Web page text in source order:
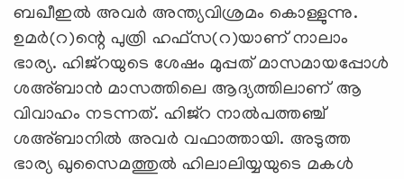
ബഖീഇല്‍ അവര്‍ അന്ത്യവിശ്രമം കൊള്ളുന്നു.
ഉമര്‍(റ)ന്റെ പുത്രി ഹഫ്‌സ(റ)യാണ് നാലാം
ഭാര്യ. ഹിജ്‌റയുടെ ശേഷം മുപ്പത് മാസമായപ്പോള്‍
ശഅ്ബാന്‍ മാസത്തിലെ ആദ്യത്തിലാണ് ആ
വിവാഹം നടന്നത്. ഹിജ്‌റ നാല്‍പത്തഞ്ച്
ശഅ്ബാനില്‍ അവര്‍ വഫാത്തായി. അടുത്ത
ഭാര്യ ഖുസൈമത്തുല്‍ ഹിലാലിയ്യയുടെ മകള്‍